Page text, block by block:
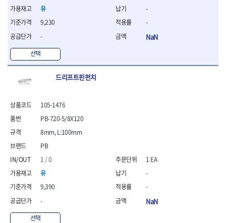
- 미니라쳇세트
- 기타
- 라쳇 드라이버
- 스피드렌치
- 모터렌치
- 함마스패너
- 절연옵셋렌치
- 절연드라이버
- 절연스패너
- 절연T렌치
- 절연소켓
- 절연별소켓
- 절연별비트소켓
- 절연육각비트소켓
- 절연토크렌치
유
9,230
-
선택
-
-
NaN
드리프트핀펀치
105-1476
PB
1 / 0
유
9,390
-
선택
PB-720-5/8X120
8mm, L:100mm
1 EA
-
-
NaN